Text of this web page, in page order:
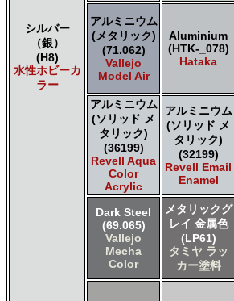
シルバー
（銀）
(H8)
水性ホビーカ
ラー
アルミニウム
(メタリック)
(71.062)
Vallejo
Model Air
Aluminium
(HTK-_078)
Hataka
アルミニウム
(ソリッド メ
タリック)
(36199)
Revell Aqua
Color
Acrylic
アルミニウム
(ソリッド メ
タリック)
(32199)
Revell Email
Enamel
Dark Steel
(69.065)
Vallejo
Mecha
Color
メタリックグ
レイ 金属色
(LP61)
タミヤ ラッ
カー塗料